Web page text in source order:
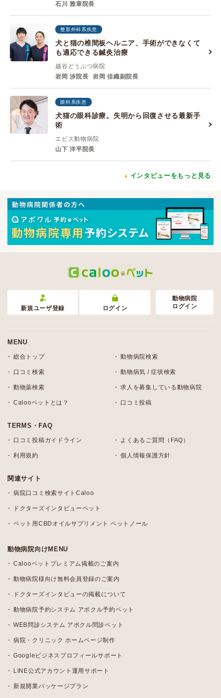
石川 雅章院長
整形外科系疾患
犬と猫の椎間板ヘルニア、手術ができなくて
も適応できる鍼灸治療
越谷どうぶつ病院
岩岡 渉院長
岩岡 佳織副院長
眼科系疾患
犬猫の眼科診療。失明から回復させる最新手
術
エビス動物病院
山下 洋平院長
インタビューをもっと見る
新規ユーザ登録 ログイン
動物病院
ログイン
MENU
総合トップ 動物病院検索
口コミ検索 動物病気 / 症状検索
動物薬検索 求人を募集している動物病院
Calooペットとは？ 口コミ投稿
TERMS・FAQ
口コミ投稿ガイドライン よくあるご質問（FAQ）
利用規約 個人情報保護方針
関連サイト
病院口コミ検索サイトCaloo
ドクターズインタビューペット
ペット用CBDオイルサプリメント ペットノール
動物病院向けMENU
Calooペットプレミアム掲載のご案内
動物病院様向け無料会員登録のご案内
ドクターズインタビューの掲載について
動物病院予約システム アポクル予約ペット
WEB問診システム アポクル問診ペット
病院・クリニック ホームページ制作
Googleビジネスプロフィールサポート
LINE公式アカウント運用サポート
新規開業パッケージプラン